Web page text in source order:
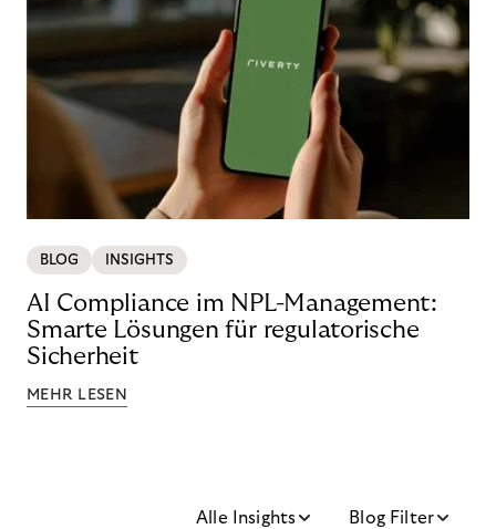
BLOG INSIGHTS
AI Compliance im NPL-Management:
Smarte Lösungen für regulatorische
Sicherheit
MEHR LESEN
Alle Insights Blog Filter